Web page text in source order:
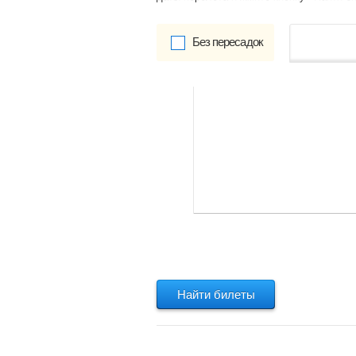
Без пересадок
Найти билеты